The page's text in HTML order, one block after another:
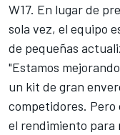
W17. En lugar de
sola vez, el equipo
de pequeñas
"Estamos
un kit de gran
competidores. Pero
el rendimiento para